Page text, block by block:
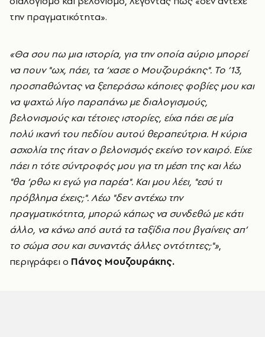
την πραγματικότητα».
«Θα σου πω μια ιστορία, για την οποία αύριο μπορεί
να πουν "ωχ, πάει, τα ‘χασε ο Μουζουράκης". Το ’13,
προσπαθώντας να ξεπεράσω κάποιες φοβίες μου και
να ψαχτώ λίγο παραπάνω με διαλογισμούς,
βελονισμούς και τέτοιες ιστορίες, είχα πάει σε μία
πολύ ικανή του πεδίου αυτού θεραπεύτρια. Η κύρια
ασχολία της ήταν ο βελονισμός εκείνο τον καιρό. Είχε
πάει η τότε σύντροφός μου για τη μέση της και λέω
"θα ‘ρθω κι εγώ για παρέα". Και μου λέει, "εσύ τι
πρόβλημα έχεις;". Λέω "δεν αντέχω την
πραγματικότητα, μπορώ κάπως να συνδεθώ με κάτι
άλλο, να κάνω από αυτά τα ταξίδια που βγαίνεις απ’
το σώμα σου και συναντάς άλλες οντότητες;"»,
περιγράφει ο Πάνος Μουζουράκης.